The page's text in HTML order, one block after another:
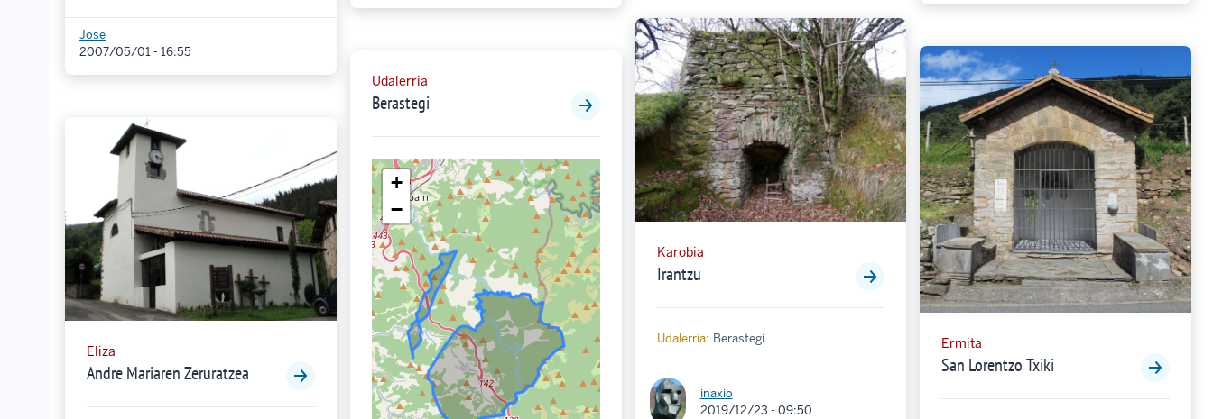
Jose
2007/05/01 - 16:55
Eliza
Andre Mariaren Zeruratzea
Udalerria
Berastegi
+
−
Karobia
Irantzu
Udalerria: Berastegi
inaxio
2019/12/23 - 09:50
Ermita
San Lorentzo Txiki